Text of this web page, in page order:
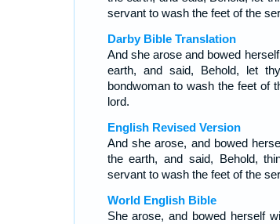
servant to wash the feet of the
Darby Bible Translation
And she arose and bowed
earth, and said, Behold, let
bondwoman to wash the feet of
lord.
English Revised Version
And she arose, and bowed
the earth, and said, Behold,
servant to wash the feet of the
World English Bible
She arose, and bowed herself